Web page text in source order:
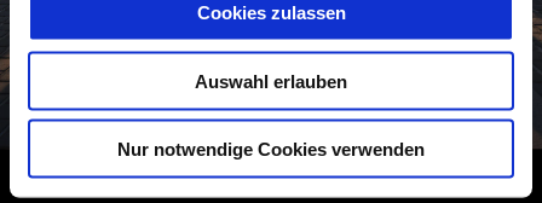
Cookies zulassen
Auswahl erlauben
Nur notwendige Cookies verwenden